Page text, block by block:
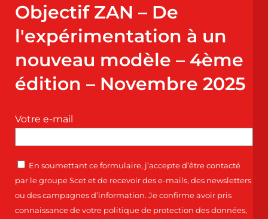
Objectif ZAN – De
l'expérimentation à un
nouveau modèle – 4ème
édition – Novembre 2025
Votre e-mail
En soumettant ce formulaire, j’accepte d’être contacté
par le groupe Scet et de recevoir des e-mails, des newsletters
ou des campagnes d’information. Je confirme avoir pris
connaissance de votre politique de protection des données,